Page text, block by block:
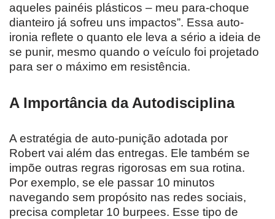
aqueles painéis plásticos – meu para-choque
dianteiro já sofreu uns impactos”. Essa auto-
ironia reflete o quanto ele leva a sério a ideia de
se punir, mesmo quando o veículo foi projetado
para ser o máximo em resistência.
A Importância da Autodisciplina
A estratégia de auto-punição adotada por
Robert vai além das entregas. Ele também se
impõe outras regras rigorosas em sua rotina.
Por exemplo, se ele passar 10 minutos
navegando sem propósito nas redes sociais,
precisa completar 10 burpees. Esse tipo de